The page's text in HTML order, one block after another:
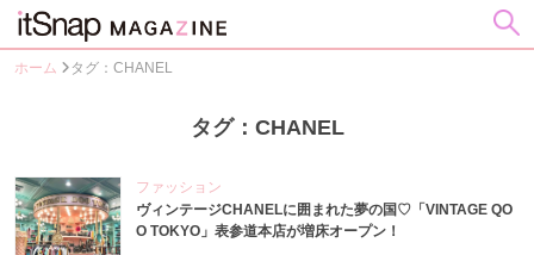
ホーム タグ：CHANEL
タグ：CHANEL
ファッション
ヴィンテージCHANELに囲まれた夢の国♡「VINTAGE QO
O TOKYO」表参道本店が増床オープン！